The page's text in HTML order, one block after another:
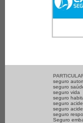
seguro
seguro
seguro vida
seguro
seguro
seguro
seguro
Seguro